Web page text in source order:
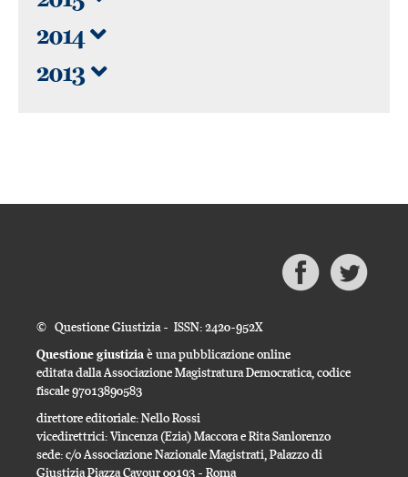
2014
2013
© Questione Giustizia - ISSN: 2420-952X
Questione giustiziaè una pubblicazione online
editata dalla Associazione Magistratura Democratica, codice
fiscale 97013890583
direttore editoriale: Nello Rossi
vicedirettrici: Vincenza (Ezia) Maccora e Rita Sanlorenzo
sede: c/o Associazione Nazionale Magistrati, Palazzo di
Giustizia Piazza Cavour 00193 - Roma